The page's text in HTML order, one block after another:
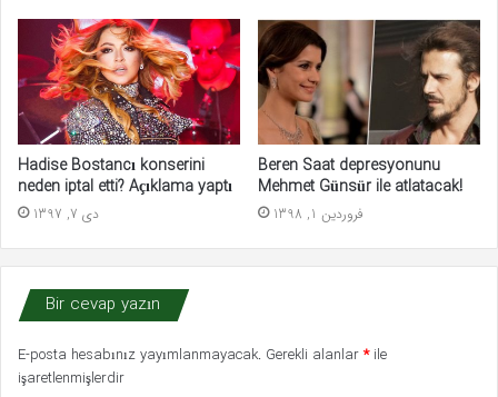
Hadise Bostancı konserini
neden iptal etti? Açıklama yaptı
دی 7, 1397
Beren Saat depresyonunu
Mehmet Günsür ile atlatacak!
فروردین 1, 1398
Bir cevap yazın
E-posta hesabınız yayımlanmayacak. Gerekli alanlar*ile
işaretlenmişlerdir